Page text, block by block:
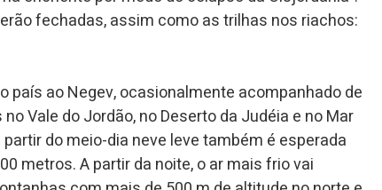
fechadas, assim como as trilhas nos riachos:
ao Negev, ocasionalmente acompanhado de
Vale do Jordão, no Deserto da Judéia e no Mar
do meio-dia neve leve também é esperada
metros. A partir da noite, o ar mais frio vai